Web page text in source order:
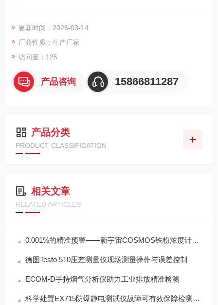
更新时间：2026-03-14
厂商性质：生产厂家
访问量：125
产品咨询 15866811287
产品分类
PRODUCT CLASSIFICATION
相关文章
RELATED ARTICLES
0.001%的精准预警——新宇宙COSMOS铁粉浓度计SDM-72守护齿轮箱健康
德图Testo 510压差测量仪现场测量操作与误差控制
ECOM-D手持烟气分析仪助力工业排放精准检测
科学处置EX715防爆静电测试仪故障可有效保障检测工作正常开展